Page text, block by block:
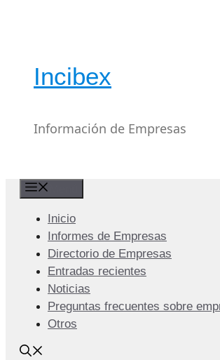
Incibex
Información de Empresas
Inicio
Informes de Empresas
Directorio de Empresas
Entradas recientes
Noticias
Preguntas frecuentes sobre
Otros